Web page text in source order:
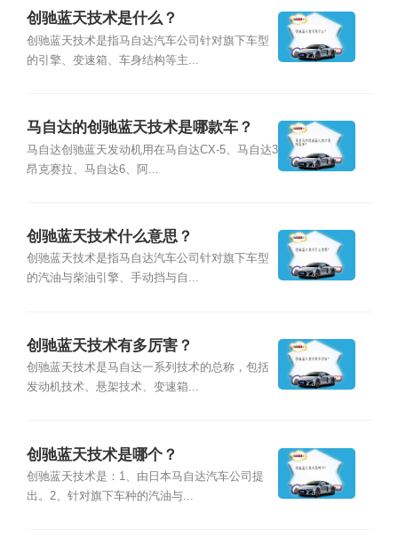
创驰蓝天技术是什么？
创驰蓝天技术是指马自达汽车公司针对旗下车型
的引擎、变速箱、车身结构等主...
马自达的创驰蓝天技术是哪款车？
马自达创驰蓝天发动机用在马自达CX-5、马自达3
昂克赛拉、马自达6、阿...
创驰蓝天技术什么意思？
创驰蓝天技术是指马自达汽车公司针对旗下车型
的汽油与柴油引擎、手动挡与自...
创驰蓝天技术有多厉害？
创驰蓝天技术是马自达一系列技术的总称，包括
发动机技术、悬架技术、变速箱...
创驰蓝天技术是哪个？
创驰蓝天技术是：1、由日本马自达汽车公司提
出。2、针对旗下车种的汽油与...